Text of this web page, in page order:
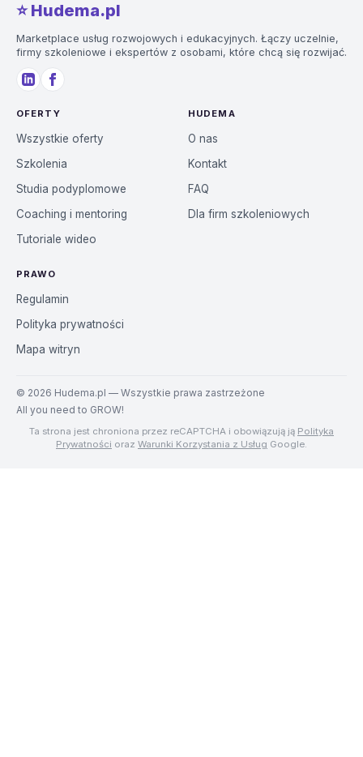
⭐️ Hudema.pl
Marketplace usług rozwojowych i edukacyjnych. Łączy uczelnie,
firmy szkoleniowe i ekspertów z osobami, które chcą się rozwijać.
OFERTY
Wszystkie oferty
Szkolenia
Studia podyplomowe
Coaching i mentoring
Tutoriale wideo
HUDEMA
O nas
Kontakt
FAQ
Dla firm szkoleniowych
PRAWO
Regulamin
Polityka prywatności
Mapa witryn
© 2026 Hudema.pl — Wszystkie prawa zastrzeżone
All you need to GROW!
Ta strona jest chroniona przez reCAPTCHA i obowiązują ją Polityka
Prywatności oraz Warunki Korzystania z Usług Google.